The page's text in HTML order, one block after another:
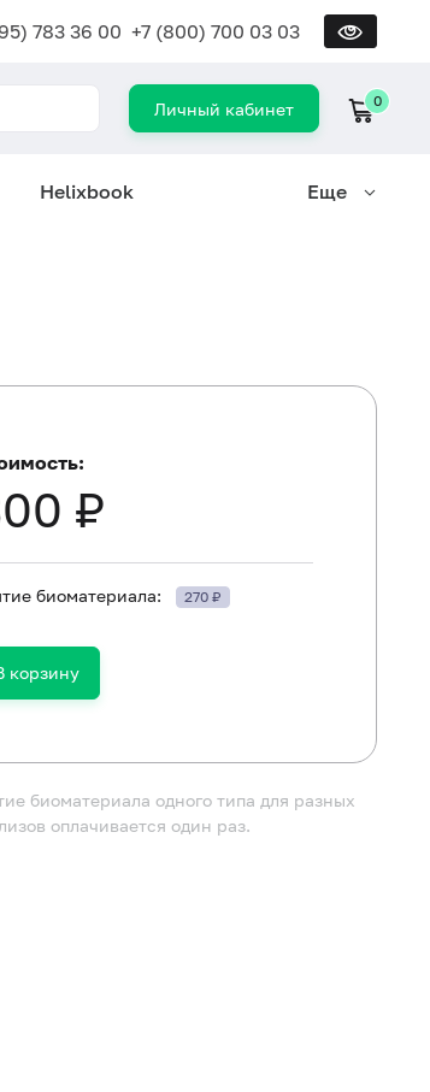
783 36 00 +7 (800) 700 03 03
Личный кабинет 0
Helixbook Еще
30 минут до исследования.
₽
биоматериала: 270 ₽
корзину
биоматериала одного типа для разных
оплачивается один раз.